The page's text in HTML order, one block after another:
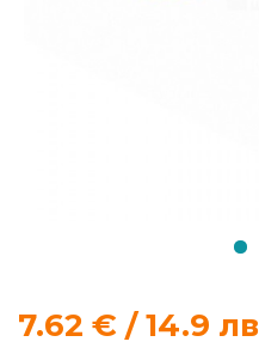
риболов
7.62 € / 14.9 лв